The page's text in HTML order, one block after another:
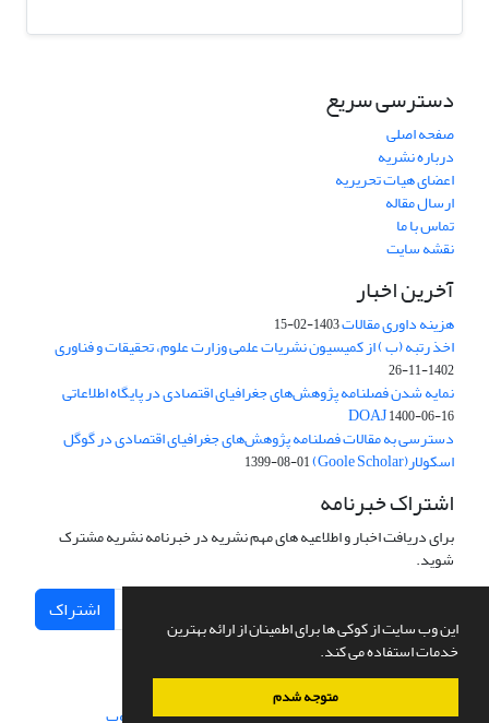
این وب سایت از کوکی ها برای اطمینان از ارائه بهترین
خدمات استفاده می کند.
متوجه شدم
دسترسی سریع
صفحه اصلی
درباره نشریه
اعضای هیات تحریریه
ارسال مقاله
تماس با ما
نقشه سایت
آخرین اخبار
هزینه داوری مقالات1403-02-15
اخذ رتبه (ب ) از کمیسیون نشریات علمی وزارت علوم، تحقیقات و فناوری
1402-11-26
نمایه شدن فصلنامه پژوهش‌های جغرافیای اقتصادی در پایگاه اطلاعاتی
DOAJ1400-06-16
دسترسی به مقالات فصلنامه پژوهش‌های جغرافیای اقتصادی در گوگل
اسکولار(Goole Scholar) 1399-08-01
اشتراک خبرنامه
برای دریافت اخبار و اطلاعیه های مهم نشریه در خبرنامه نشریه مشترک
شوید.
اشتراک
سامانه مدیریت نشریات علمی.طراحی و پیاده سازی از سیناوب